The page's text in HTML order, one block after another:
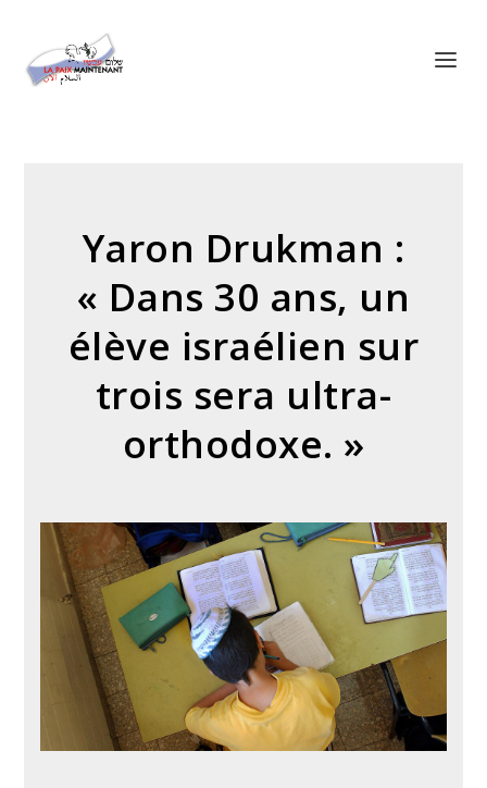
Yaron Drukman :
« Dans 30 ans, un
élève israélien sur
trois sera ultra-
orthodoxe. »